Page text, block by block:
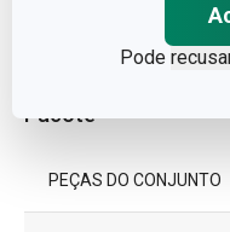
Pode
GARANTIA (EM ANOS)
Pacote
PEÇAS DO CONJUNTO